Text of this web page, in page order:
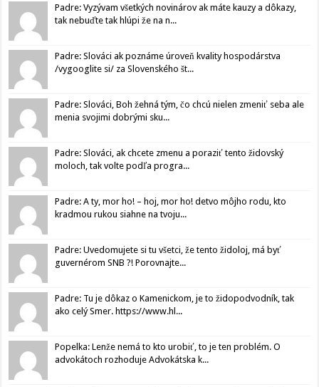
Padre: Vyzývam všetkých novinárov ak máte kauzy a dôkazy,
tak nebuďte tak hlúpi že na n...
Padre: Slováci ak poznáme úroveň kvality hospodárstva
/vygooglite si/ za Slovenského št...
Padre: Slováci, Boh žehná tým, čo chcú nielen zmeniť seba ale
menia svojimi dobrými sku...
Padre: Slováci, ak chcete zmenu a poraziť tento židovský
moloch, tak volte podľa progra...
Padre: A ty, mor ho! – hoj, mor ho! detvo môjho rodu, kto
kradmou rukou siahne na tvoju...
Padre: Uvedomujete si tu všetci, že tento židoloj, má byť
guvernérom SNB ?! Porovnajte...
Padre: Tu je dôkaz o Kamenickom, je to židopodvodník, tak
ako celý Smer. https://www.hl...
Popelka: Lenže nemá to kto urobiť, to je ten problém. O
advokátoch rozhoduje Advokátska k...